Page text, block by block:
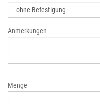
Anmerkungen
Menge